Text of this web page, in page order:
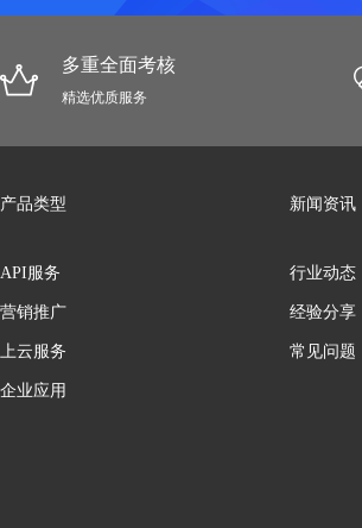
多重全面考核
精选优质服务
产品类型
API服务
营销推广
上云服务
企业应用
新闻资讯
行业动态
经验分享
常见问题